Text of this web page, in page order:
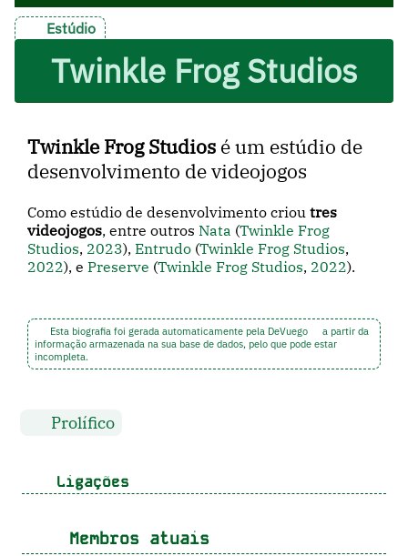
Estúdio
Twinkle Frog Studios
Twinkle Frog Studios é um estúdio de
desenvolvimento de videojogos
Como estúdio de desenvolvimento crioutres
videojogos, entre outrosNata (Twinkle Frog
Studios, 2023),Entrudo (Twinkle Frog Studios,
2022), ePreserve (Twinkle Frog Studios, 2022).
Esta biografia foi gerada automaticamente pela DeVuego
a partir da
informação armazenada na sua base de dados, pelo que pode estar
incompleta.
Prolífico
Ligações
Membros atuais